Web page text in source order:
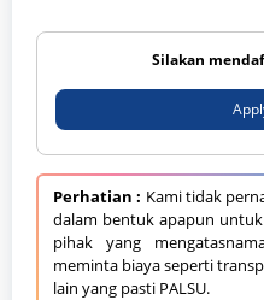
Silakan
Perhatian : Kami tidak
dalam bentuk apapun
pihak yang
meminta biaya seperti
lain yang pasti PALSU.